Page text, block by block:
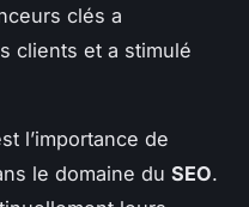
clés a
clients et a stimulé
l’importance de
le domaine du SEO.